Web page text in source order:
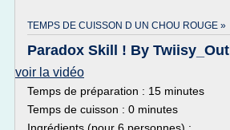
TEMPS DE CUISSON D UN CHOU ROUGE »
Paradox Skill ! By Twiisy_Out
voir la vidéo
Temps de préparation : 15 minutes
Temps de cuisson : 0 minutes